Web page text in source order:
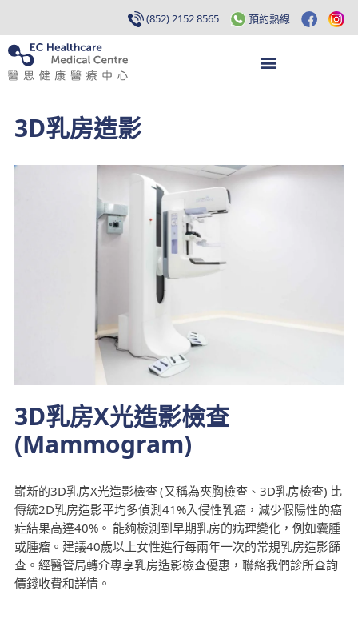
(852) 2152 8565 預約熱線
3D乳房造影
3D乳房X光造影檢查
(Mammogram)
嶄新的3D乳房X光造影檢查 (又稱為夾胸檢查、3D乳房檢查) 比
傳統2D乳房造影平均多偵測41%入侵性乳癌，減少假陽性的癌
症結果高達40%。 能夠檢測到早期乳房的病理變化，例如囊腫
或腫瘤。建議40歲以上女性進行每兩年一次的常規乳房造影篩
查。經醫管局轉介專享乳房造影檢查優惠，聯絡我們診所查詢
價錢收費和詳情。